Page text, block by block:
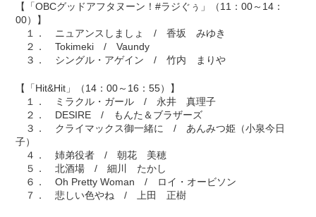
【「OBCグッドアフタヌーン！#ラジぐぅ」（11：00～14：
00）】
１． ニュアンスしましょ / 香坂 みゆき
２． Tokimeki / Vaundy
３． シングル・アゲイン / 竹内 まりや
【「Hit&Hit」（14：00～16：55）】
１． ミラクル・ガール / 永井 真理子
２． DESIRE / もんた＆ブラザーズ
３． クライマックス御一緒に / あんみつ姫（小泉今日
子）
４． 姉弟役者 / 朝花 美穂
５． 北酒場 / 細川 たかし
６． Oh Pretty Woman / ロイ・オービソン
７． 悲しい色やね / 上田 正樹